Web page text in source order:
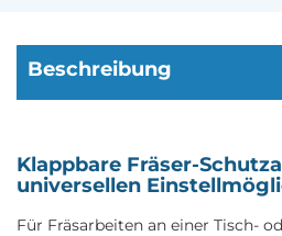
Beschreibung
Klappbare Fräser-
universellen
Für Fräsarbeiten an einer Tisch-